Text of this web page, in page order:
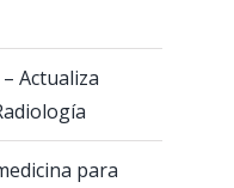
Actualiza
para